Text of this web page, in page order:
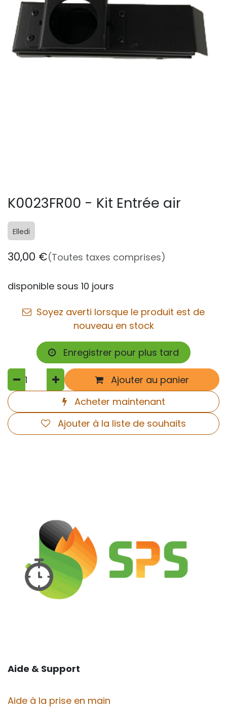
K0023FR00 - Kit Entrée air
Elledi
30,00 €(Toutes taxes comprises)
disponible sous 10 jours
Soyez averti lorsque le produit est de
nouveau en stock
Enregistrer pour plus tard
Ajouter au panier
Acheter maintenant
Ajouter à la liste de souhaits
Aide & Support
Aide à la prise en main